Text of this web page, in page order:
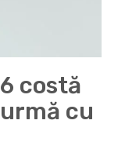
costă
cu